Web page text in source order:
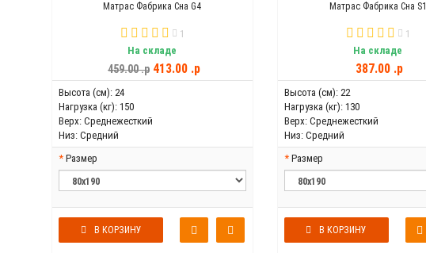
Матрас Фабрика Сна G4
1
На складе
459.00 .p 413.00 .p
Высота (см): 24
Нагрузка (кг): 150
Верх: Среднежесткий
Низ: Средний
Размер
В КОРЗИНУ
Матрас Фабрика Сна S1
1
На складе
387.00 .p
Высота (см): 22
Нагрузка (кг): 130
Верх: Среднежесткий
Низ: Средний
Размер
В КОРЗИНУ